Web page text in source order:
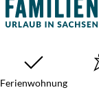
Ferienwohnung